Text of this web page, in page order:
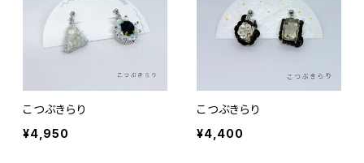
こつぶきらり
¥4,950
こつぶきらり
¥4,400